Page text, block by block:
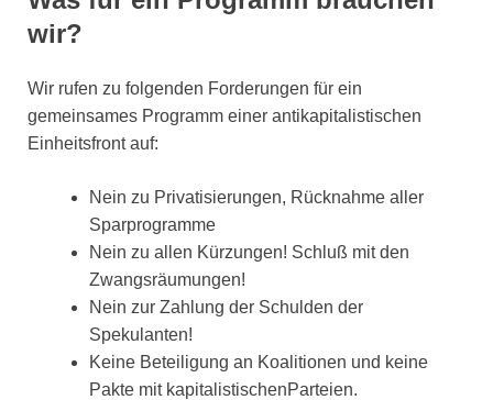
wir?
Wir rufen zu folgenden Forderungen für ein
gemeinsames Programm einer antikapitalistischen
Einheitsfront auf:
Nein zu Privatisierungen, Rücknahme aller
Sparprogramme
Nein zu allen Kürzungen! Schluß mit den
Zwangsräumungen!
Nein zur Zahlung der Schulden der
Spekulanten!
Keine Beteiligung an Koalitionen und keine
Pakte mit kapitalistischenParteien.